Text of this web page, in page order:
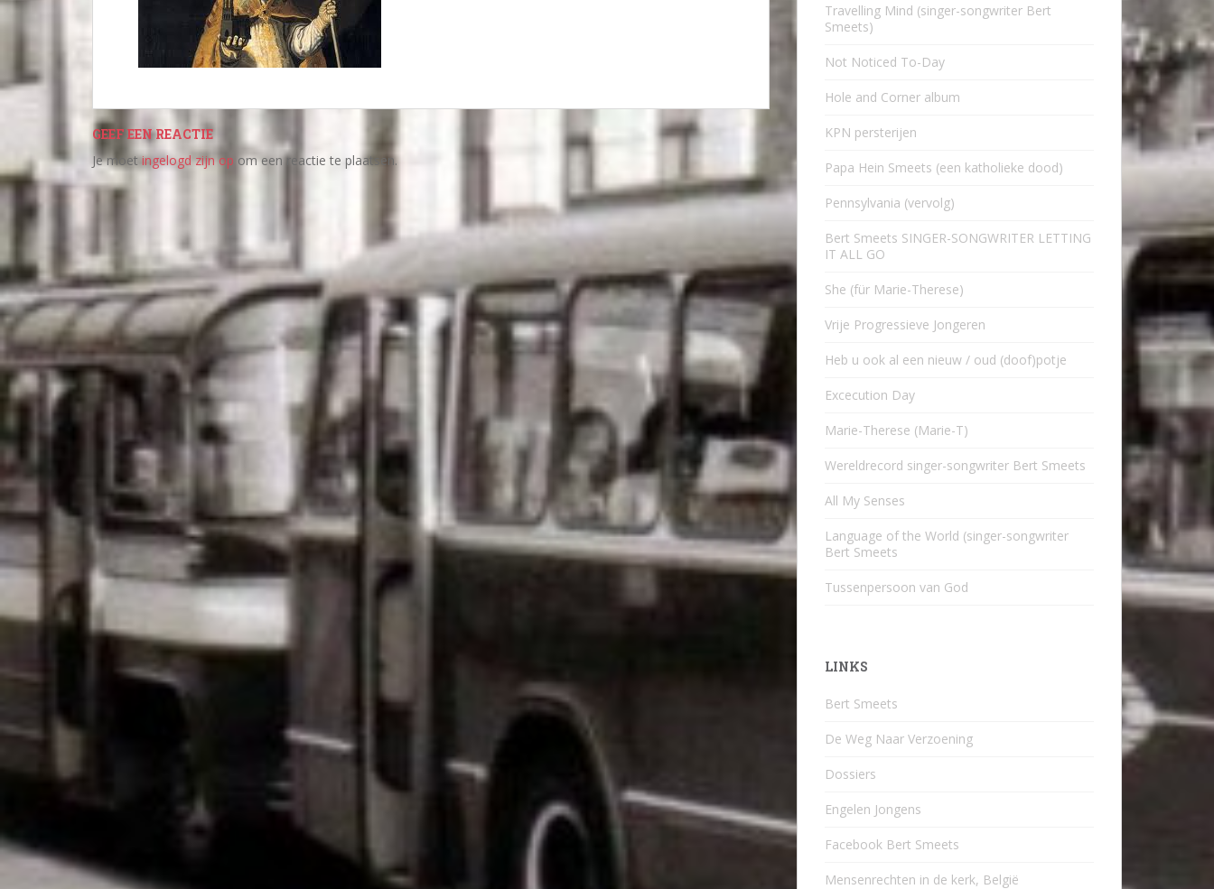
GEEF EEN REACTIE
Je moetingelogd zijn op om een reactie te plaatsen.
Travelling Mind (singer-songwriter Bert
Smeets)
Not Noticed To-Day
Hole and Corner album
KPN persterijen
Papa Hein Smeets (een katholieke dood)
Pennsylvania (vervolg)
Bert Smeets SINGER-SONGWRITER LETTING
IT ALL GO
She (für Marie-Therese)
Vrije Progressieve Jongeren
Heb u ook al een nieuw / oud (doof)potje
Excecution Day
Marie-Therese (Marie-T)
Wereldrecord singer-songwriter Bert Smeets
All My Senses
Language of the World (singer-songwriter
Bert Smeets
Tussenpersoon van God
LINKS
Bert Smeets
De Weg Naar Verzoening
Dossiers
Engelen Jongens
Facebook Bert Smeets
Mensenrechten in de kerk, België